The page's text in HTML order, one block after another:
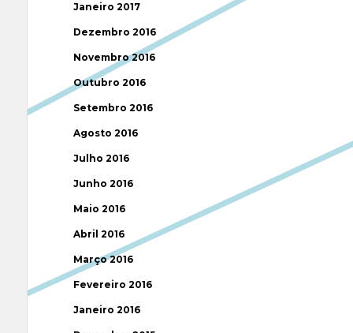
Janeiro 2017
Dezembro 2016
Novembro 2016
Outubro 2016
Setembro 2016
Agosto 2016
Julho 2016
Junho 2016
Maio 2016
Abril 2016
Março 2016
Fevereiro 2016
Janeiro 2016